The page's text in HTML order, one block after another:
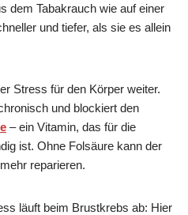
dem Tabakrauch wie auf einer
und tiefer, als sie es allein
Stress für den Körper weiter.
und blockiert den
– ein Vitamin, das für die
ist. Ohne Folsäure kann der
reparieren.
läuft beim Brustkrebs ab: Hier